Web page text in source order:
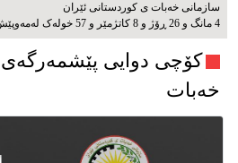
سازمانی خەبات ی کوردستانی ئێران
4 مانگ و 26 ڕۆژ و 8 کاتژمێر و 57 خوله‌ک له‌مه‌وپێش‌
کۆچی دوایی پێشمەرگەی
خەبات